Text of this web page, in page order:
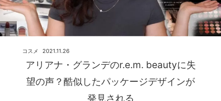
アリアナ・グランデのr.e.m. beautyに失
望の声？酷似したパッケージデザインが
発見される
2021.11.26
コスメ